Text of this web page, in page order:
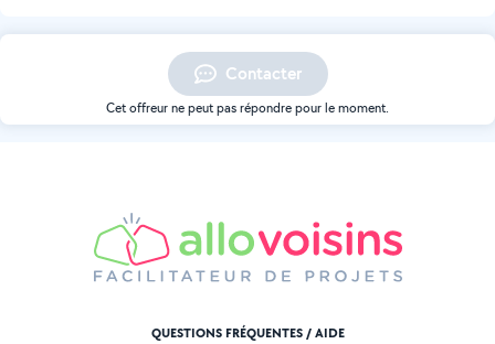
Contacter
Cet offreur ne peut pas répondre pour le moment.
QUESTIONS FRÉQUENTES / AIDE